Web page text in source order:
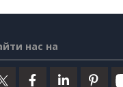
нас на